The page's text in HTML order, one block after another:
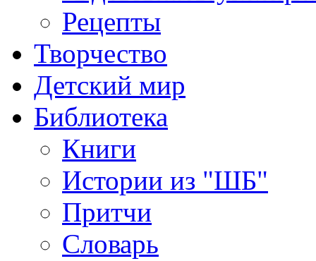
Рецепты
Творчество
Детский мир
Библиотека
Книги
Истории из "ШБ"
Притчи
Словарь